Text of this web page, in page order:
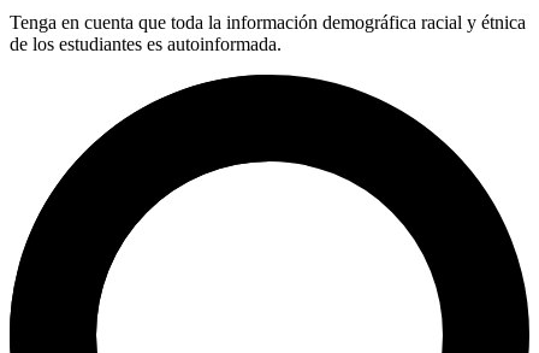
Tenga en cuenta que toda la información demográfica racial y étnica
de los estudiantes es autoinformada.